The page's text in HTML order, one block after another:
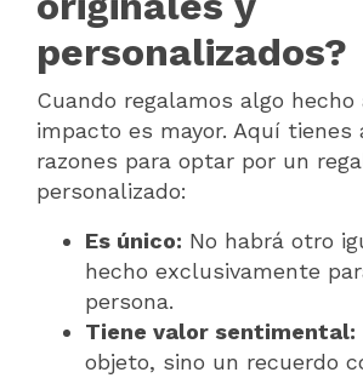
personalizados?
Cuando regalamos algo hecho
impacto es mayor. Aquí tienes
razones para optar por un
personalizado:
Es único: No habrá otro
hecho exclusivamente
persona.
Tiene valor sentimental:
objeto, sino un recuerdo